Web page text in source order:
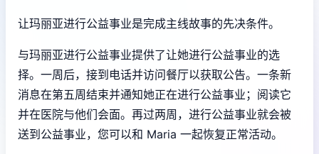
让玛丽亚进行公益事业是完成主线故事的先决条件。
与玛丽亚进行公益事业提供了让她进行公益事业的选
择。一周后，接到电话并访问餐厅以获取公告。一条新
消息在第五周结束并通知她正在进行公益事业；阅读它
并在医院与他们会面。再过两周，进行公益事业就会被
送到公益事业，您可以和 Maria 一起恢复正常活动。